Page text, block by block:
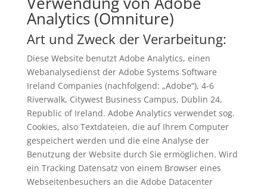
Analytics (Omniture)
Art und Zweck der Verarbeitung:
Diese Website benutzt Adobe Analytics, einen
Webanalysedienst der Adobe Systems Software
Ireland Companies (nachfolgend: „Adobe“), 4-6
Riverwalk, Citywest Business Campus, Dublin 24,
Republic of Ireland. Adobe Analytics verwendet sog.
Cookies, also Textdateien, die auf Ihrem Computer
gespeichert werden und die eine Analyse der
Benutzung der Website durch Sie ermöglichen. Wird
ein Tracking Datensatz von einem Browser eines
Webseitenbesuchers an die Adobe Datacenter